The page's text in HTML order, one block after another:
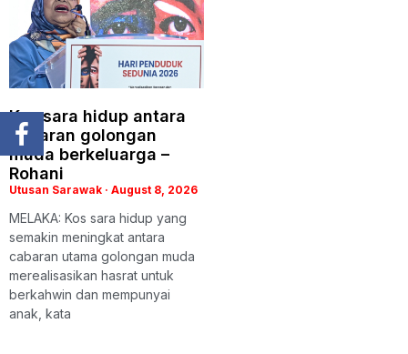
Kos sara hidup antara
cabaran golongan
muda berkeluarga –
Rohani
Utusan Sarawak August 8, 2026
MELAKA: Kos sara hidup yang
semakin meningkat antara
cabaran utama golongan muda
merealisasikan hasrat untuk
berkahwin dan mempunyai
anak, kata